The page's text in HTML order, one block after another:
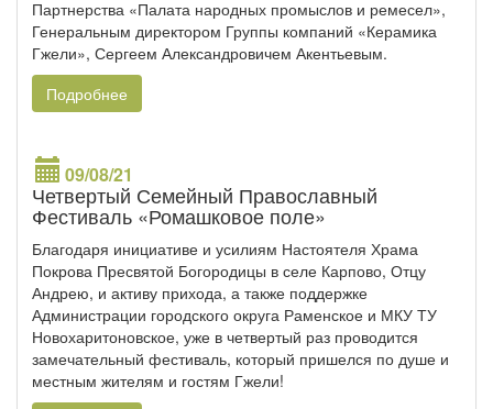
Партнерства «Палата народных промыслов и ремесел»,
Генеральным директором Группы компаний «Керамика
Гжели», Сергеем Александровичем Акентьевым.
Подробнее
09/08/21
Четвертый Семейный Православный
Фестиваль «Ромашковое поле»
Благодаря инициативе и усилиям Настоятеля Храма
Покрова Пресвятой Богородицы в селе Карпово, Отцу
Андрею, и активу прихода, а также поддержке
Администрации городского округа Раменское и МКУ ТУ
Новохаритоновское, уже в четвертый раз проводится
замечательный фестиваль, который пришелся по душе и
местным жителям и гостям Гжели!